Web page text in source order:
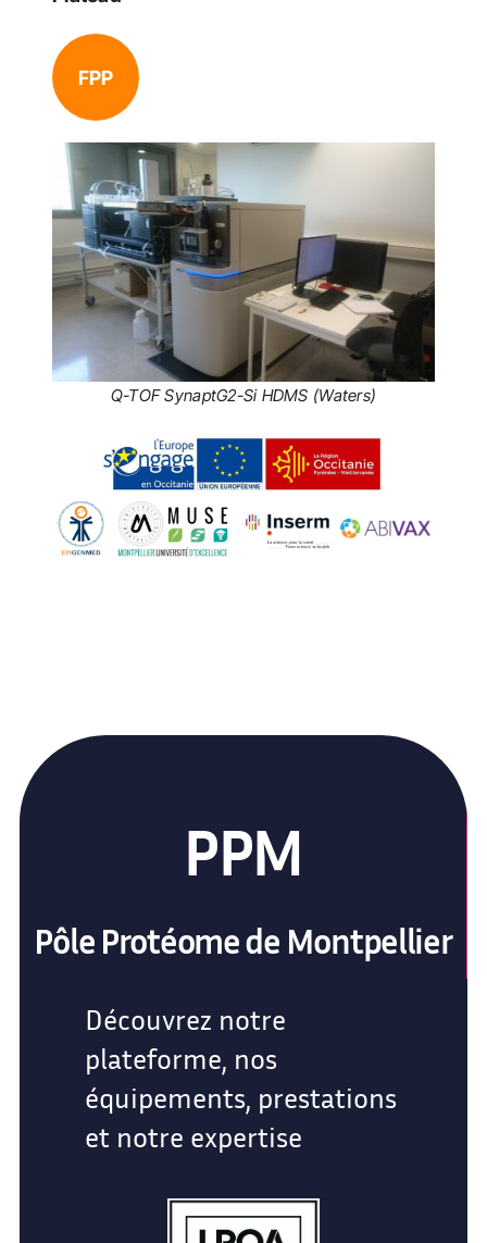
FPP
Q-TOF SynaptG2-Si HDMS (Waters)
PPM
Pôle Protéome de Montpellier
Découvrez notre
plateforme, nos
équipements, prestations
et notre expertise